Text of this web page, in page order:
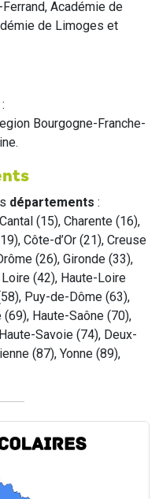
Académie de
de Limoges et
:
Bourgogne-Franche-
départements :
(15), Charente (16),
Côte-d’Or (21), Creuse
(26), Gironde (33),
(42), Haute-Loire
Puy-de-Dôme (63),
Haute-Saône (70),
Savoie (74), Deux-
(87), Yonne (89),